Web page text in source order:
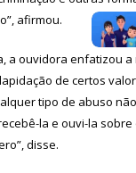
afirmou.
a ouvidora enfatizou
de certos
tipo de abuso
la e ouvi-la
disse.